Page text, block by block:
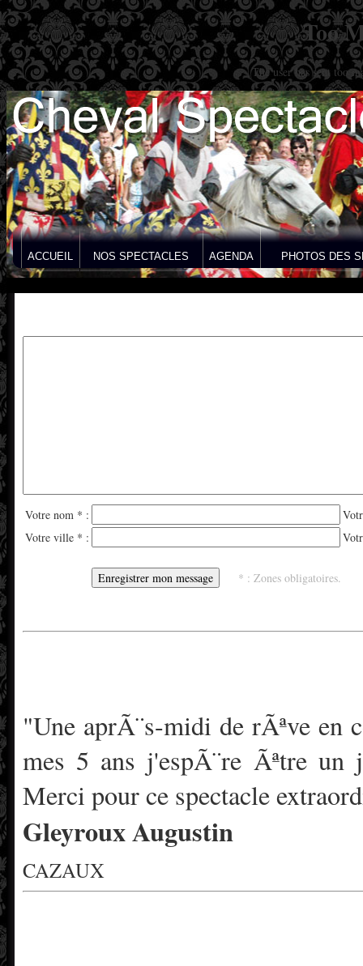
Too
The user has sent too
ACCUEIL NOS SPECTACLES AGENDA PHOTOS DES
Votre nom * :
Votre ville * :
* : Zones obligatoires.
"Une aprÃ¨s-midi de rÃªve en
mes 5 ans j'espÃ¨re Ãªtre
Merci pour ce spectacle
Gleyroux Augustin
CAZAUX